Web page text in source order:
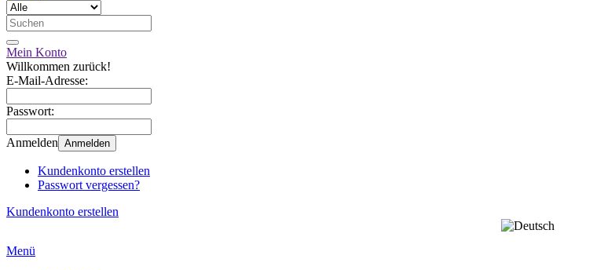
Mein Konto
Willkommen zurück!
E-Mail-Adresse:
Passwort:
Anmelden Anmelden
Kundenkonto erstellen
Passwort vergessen?
Kundenkonto erstellen
Menü